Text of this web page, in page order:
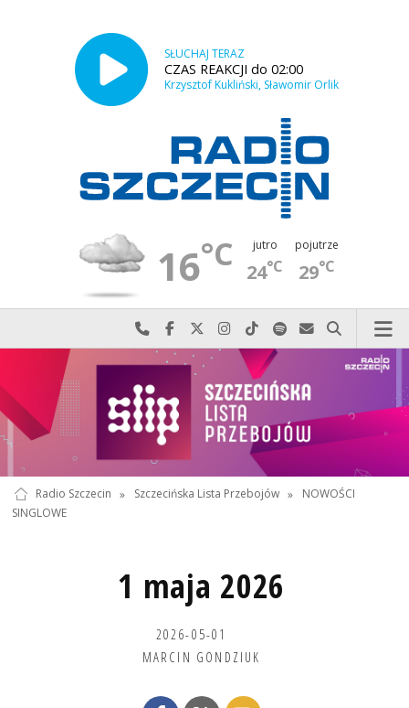
SŁUCHAJ TERAZ
CZAS REAKCJI do 02:00
Krzysztof Kukliński, Sławomir Orlik
16°C jutro
24°C
pojutrze
29°C
Najlepiej po prostu do nas zadzwoń
Odwiedź nas na Facebook-u
Odwiedź nas na X
Odwiedź nas na Instagram-ie
Odwiedź nas na TikTok-u
Szukaj nas na Spotify
Wyślij do nas
Szukaj
Radio Szczecin » Szczecińska Lista Przebojów »
NOWOŚCI
SINGLOWE
1 maja 2026
2026-05-01
MARCIN GONDZIUK